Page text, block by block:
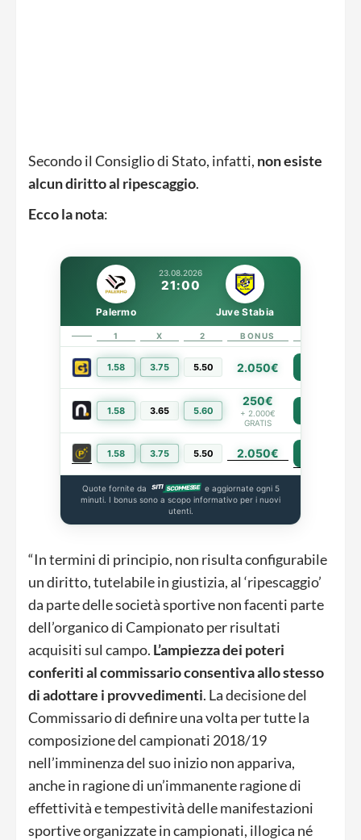
Secondo il Consiglio di Stato, infatti, non esiste
alcun diritto al ripescaggio.
Ecco la nota:
23.08.2026
21:00
Palermo Juve Stabia
1 X 2 BONUS
1.58 3.75 5.50 2.050€
1.58 3.65 5.60
250€
+ 2.000€
GRATIS
1.58 3.75 5.50 2.050€
Quote fornite da
e aggiornate ogni 5
minuti. I bonus sono a scopo informativo per i nuovi
utenti.
“In termini di principio, non risulta configurabile
un diritto, tutelabile in giustizia, al ‘ripescaggio’
da parte delle società sportive non facenti parte
dell’organico di Campionato per risultati
acquisiti sul campo. L’ampiezza dei poteri
conferiti al commissario consentiva allo stesso
di adottare i provvedimenti. La decisione del
Commissario di definire una volta per tutte la
composizione del campionati 2018/19
nell’imminenza del suo inizio non appariva,
anche in ragione di un’immanente ragione di
effettività e tempestività delle manifestazioni
sportive organizzate in campionati, illogica né